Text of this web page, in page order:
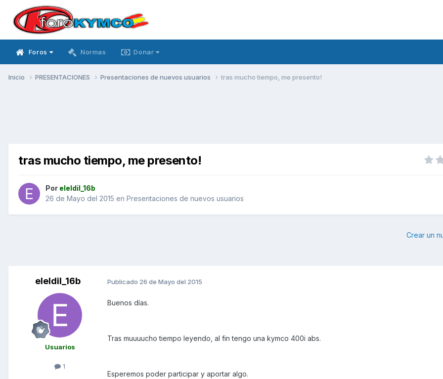
Foros Normas Donar
Inicio PRESENTACIONES Presentaciones de nuevos usuarios tras mucho tiempo, me presento!
tras mucho tiempo, me presento!
Por eleldil_16b
26 de Mayo del 2015 en Presentaciones de nuevos usuarios
Crear un
eleldil_16b
Usuarios
1
Publicado 26 de Mayo del 2015
Buenos días.
Tras muuuucho tiempo leyendo, al fin tengo una kymco 400i abs.
Esperemos poder participar y aportar algo.